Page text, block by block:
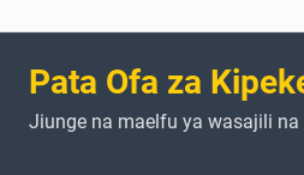
Pata Ofa za
Jiunge na maelfu ya wasajili